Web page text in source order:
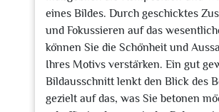
eines Bildes. Durch geschicktes
und Fokussieren auf das
können Sie die Schönheit und
Ihres Motivs verstärken. Ein gut
Bildausschnitt lenkt den Blick des
gezielt auf das, was Sie betonen